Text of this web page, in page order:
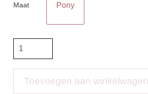
Maat Pony
Peesbeschermers
Toevoegen aan winkelwagen